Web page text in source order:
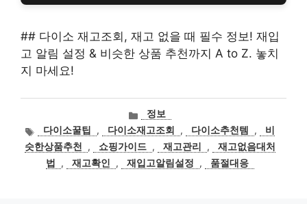
## 다이소 재고조회, 재고 없을 때 필수 정보! 재입
고 알림 설정 & 비슷한 상품 추천까지 A to Z. 놓치
지 마세요!
카
테
고
리
정보
태
그
다이소꿀팁 , 다이소재고조회 , 다이소추천템 ,
비
슷한상품추천
, 쇼핑가이드 , 재고관리 ,
재고없음대처
법
, 재고확인 , 재입고알림설정 , 품절대응